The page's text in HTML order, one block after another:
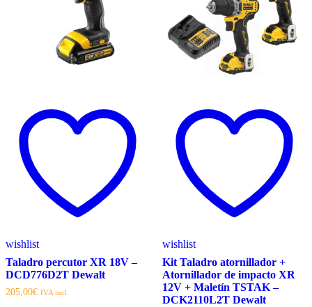
wishlist
Taladro percutor XR 18V –
DCD776D2T Dewalt
205,00€ IVA incl.
wishlist
Kit Taladro atornillador +
Atornillador de impacto XR
12V + Maletín TSTAK –
DCK2110L2T Dewalt